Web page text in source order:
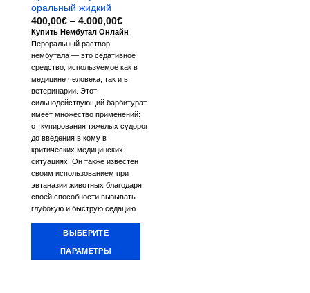
оральный жидкий
400,00€ – 4.000,00€Диапазон
цен:
4.000,00€
Купить Нембутал Онлайн
Пероральный раствор
нембутала — это седативное
средство, используемое как в
медицине человека, так и в
ветеринарии. Этот
сильнодействующий барбитурат
имеет множество применений:
от купирования тяжелых судорог
до введения в кому в
критических медицинских
ситуациях. Он также известен
своим использованием при
эвтаназии животных благодаря
своей способности вызывать
глубокую и быструю седацию.
ВЫБЕРИТЕ
ПАРАМЕТРЫ